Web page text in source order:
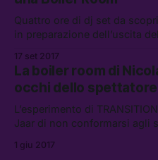
Quattro ore di dj set da
in preparazione dell’uscita
17 set 2017
La boiler room di
occhi dello spettatore
L’esperimento di
Jaar di non conformarsi agli
1 giu 2017